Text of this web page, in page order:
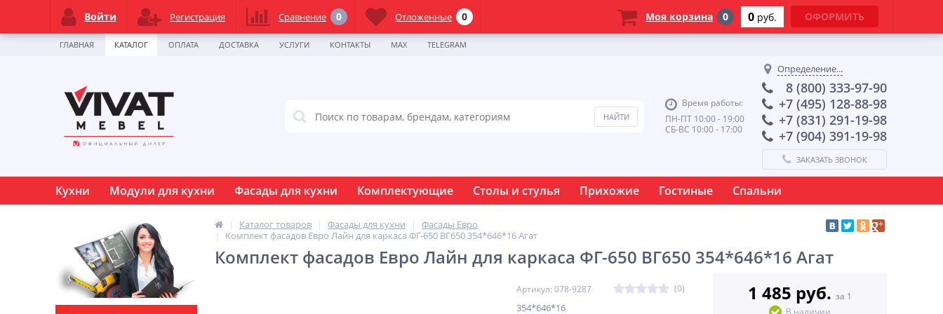
ГЛАВНАЯ КАТАЛОГ ОПЛАТА ДОСТАВКА УСЛУГИ КОНТАКТЫ MAX TELEGRAM
Время работы:
ПН-ПТ 10:00 - 19:00
СБ-ВС 10:00 - 17:00
Определение...
8 (800) 333-97-90
+7 (495) 128-88-98
+7 (831) 291-19-98
+7 (904) 391-19-98
ЗАКАЗАТЬ ЗВОНОК
Кухни Модули для кухни Фасады для кухни Комплектующие Столы и стулья Прихожие Гостиные Спальни
Каталог товаров Фасады для кухни
Фасады Евро
Комплект фасадов Евро Лайн для каркаса ФГ-650 ВГ650 354*646*16 Агат
Комплект фасадов Евро Лайн для каркаса ФГ-650 ВГ650 354*646*16 Агат
Артикул: 078-9287 (0)
354*646*16
1 485 руб. за 1
В наличии
Войти Регистрация Сравнение 0 Отложенные 0 Моя корзина 0 0 руб. ОФОРМИТЬ